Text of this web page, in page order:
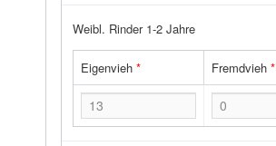
Weibl. Rinder 1-2 Jahre
Eigenvieh* Fremdvieh*